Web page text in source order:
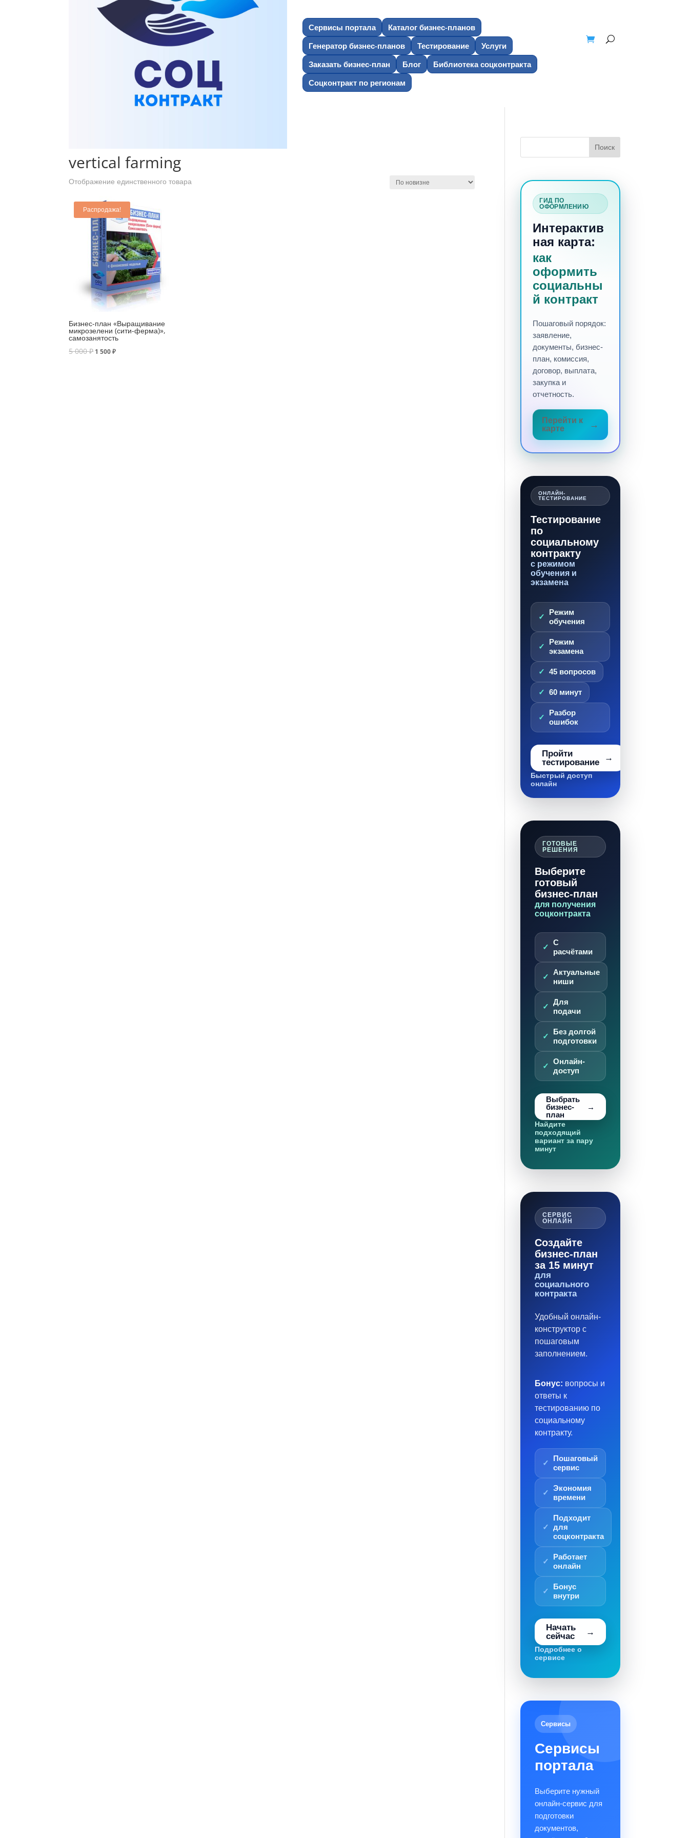
Сервисы портала
Каталог бизнес-планов
Генератор бизнес-планов
Тестирование
Услуги
Заказать бизнес-план
Блог
Библиотека соцконтракта
Соцконтракт по регионам
vertical farming
Отображение единственного товара
Распродажа!
Бизнес-план «Выращивание
микрозелени (сити-ферма)»,
самозанятость
5 000₽ 1 500₽
ГИД ПО
ОФОРМЛЕНИЮ
Интерактив
ная карта:
как
оформить
социальны
й контракт
Пошаговый порядок:
заявление,
документы, бизнес-
план, комиссия,
договор, выплата,
закупка и
отчетность.
Перейти к
карте
ОНЛАЙН-
ТЕСТИРОВАНИЕ
Тестирование
по
социальному
контракту
с режимом
обучения и
экзамена
Режим
обучения
Режим
экзамена
45 вопросов
60 минут
Разбор
ошибок
Пройти
тестирование
Быстрый доступ
онлайн
ГОТОВЫЕ
РЕШЕНИЯ
Выберите
готовый
бизнес-план
для получения
соцконтракта
С
расчётами
Актуальные
ниши
Для
подачи
Без долгой
подготовки
Онлайн-
доступ
Выбрать
бизнес-
план
Найдите
подходящий
вариант за пару
минут
СЕРВИС
ОНЛАЙН
Создайте
бизнес-план
за 15 минут
для
социального
контракта
Удобный онлайн-
конструктор с
пошаговым
заполнением.
Бонус: вопросы и
ответы к
тестированию по
социальному
контракту.
Пошаговый
сервис
Экономия
времени
Подходит
для
соцконтракта
Работает
онлайн
Бонус
внутри
Начать
сейчас
Подробнее о
сервисе
Сервисы
Сервисы
портала
Выберите нужный
онлайн-сервис для
подготовки
документов,